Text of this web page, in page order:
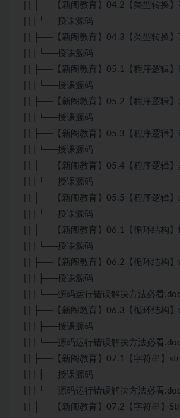
| | ├──【新阁教育】04.2【类型转换
| | | └──授课源码
| | ├──【新阁教育】04.3【类型转换
| | | └──授课源码
| | ├──【新阁教育】05.1【程序逻辑
| | | └──授课源码
| | ├──【新阁教育】05.2【程序逻辑
| | | └──授课源码
| | ├──【新阁教育】05.3【程序逻辑
| | | └──授课源码
| | ├──【新阁教育】05.4【程序逻辑
| | | └──授课源码
| | ├──【新阁教育】05.5【程序逻辑
| | | └──授课源码
| | ├──【新阁教育】06.1【循环结构
| | | └──授课源码
| | ├──【新阁教育】06.2【循环结构
| | | ├──授课源码
| | | └──源码运行错误解决方法必看
| | ├──【新阁教育】06.3【循环结构
| | | ├──授课源码
| | | └──源码运行错误解决方法必看
| | ├──【新阁教育】07.1【字符串】
| | | ├──授课源码
| | | └──源码运行错误解决方法必看
| | ├──【新阁教育】07.2【字符串】